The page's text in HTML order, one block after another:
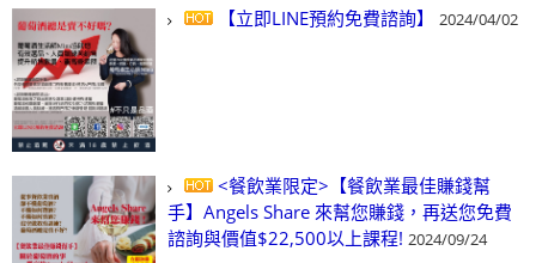
【立即LINE預約免費諮詢】 2024/04/02
<餐飲業限定>【餐飲業最佳賺錢幫
手】Angels Share 來幫您賺錢，再送您免費
諮詢與價值$22,500以上課程! 2024/09/24